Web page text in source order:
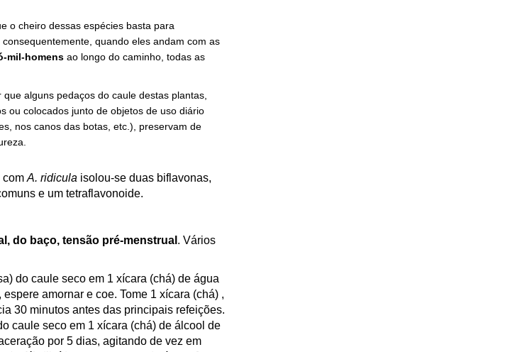
o cheiro dessas espécies basta para
quando eles andam com as
mil-homensao longo do caminho, todas as
alguns pedaços do caule destas plantas,
ou colocados junto de objetos de uso diário
nos canos das botas, etc.), preservam de
com A. ridicula isolou-se duas biflavonas,
e um tetraflavonoide.
do baço, tensão pré-menstrual . Vários
do caule seco em 1 xícara (chá) de água
amornar e coe. Tome 1 xícara (chá) ,
30 minutos antes das principais refeições.
caule seco em 1 xícara (chá) de álcool de
por 5 dias, agitando de vez em